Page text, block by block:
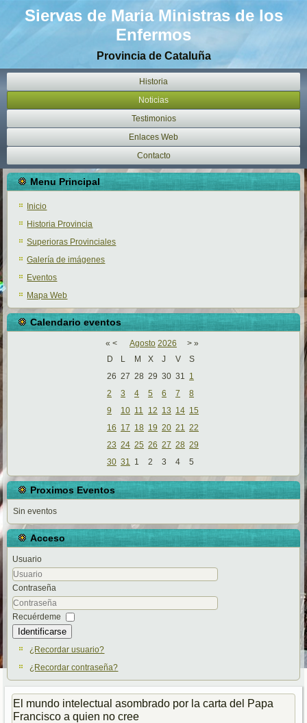
Siervas de Maria Ministras de los
Enfermos
Provincia de Cataluña
Historia
Noticias
Testimonios
Enlaces Web
Contacto
Menu Principal
Inicio
Historia Provincia
Superioras Provinciales
Galería de imágenes
Eventos
Mapa Web
Calendario eventos
« < Agosto 2026 > »
D
L M X J V
S
26 27 28 29 30 31 1
2
3 4 5 6 7
8
9
10 11 12 13 14 15
16 17 18 19 20 21 22
23 24 25 26 27 28 29
30 31 1 2 3 4 5
Proximos Eventos
Sin eventos
Acceso
Usuario
Contraseña
Recuérdeme
Identificarse
¿Recordar usuario?
¿Recordar contraseña?
El mundo intelectual asombrado por la carta del Papa
Francisco a quien no cree